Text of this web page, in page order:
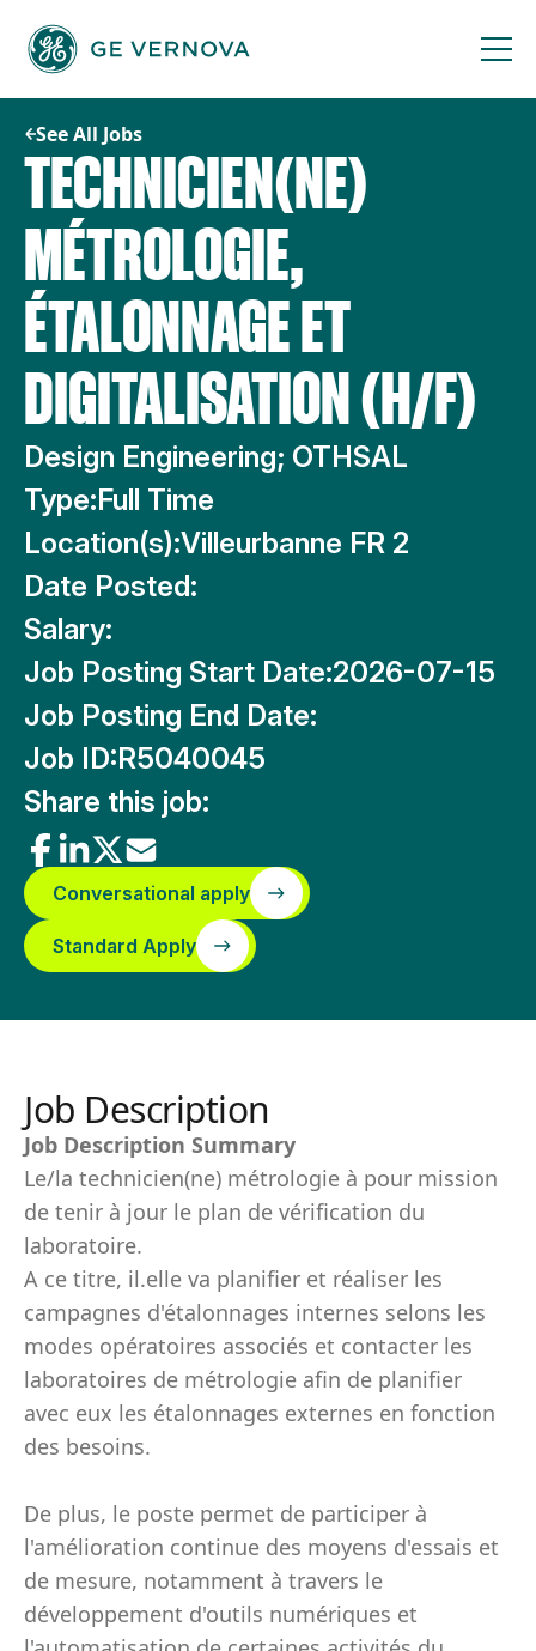
content
See All Jobs
TECHNICIEN(NE)
MÉTROLOGIE,
ÉTALONNAGE ET
DIGITALISATION (H/F)
Design Engineering; OTHSAL
Type:Full Time
Location(s):Villeurbanne FR 2
Date Posted:
Salary:
Job Posting Start Date:2026-07-15
Job Posting End Date:
Job ID:R5040045
Share this job:
Conversational apply
Standard Apply
Job Description
Job Description Summary
Le/la technicien(ne) métrologie à pour mission
de tenir à jour le plan de vérification du
laboratoire.
A ce titre, il.elle va planifier et réaliser les
campagnes d'étalonnages internes selons les
modes opératoires associés et contacter les
laboratoires de métrologie afin de planifier
avec eux les étalonnages externes en fonction
des besoins.
De plus, le poste permet de participer à
l'amélioration continue des moyens d'essais et
de mesure, notamment à travers le
développement d'outils numériques et